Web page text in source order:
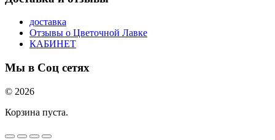
доставка
Отзывы о Цветочной Лавке
КАБИНЕТ
Мы в Соц сетях
© 2026
Корзина пуста.